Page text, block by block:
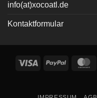
info(at)xocoatl.de
Kontaktformular
Visa PayPal